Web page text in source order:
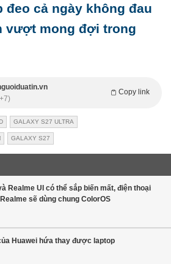
đeo cả ngày không đau
vượt mong đợi trong
Copy link
GALAXY S27 ULTRA
GALAXY S27
Realme UI có thể sắp biến mất, điện thoại
sẽ dùng chung ColorOS
Huawei hứa thay được laptop